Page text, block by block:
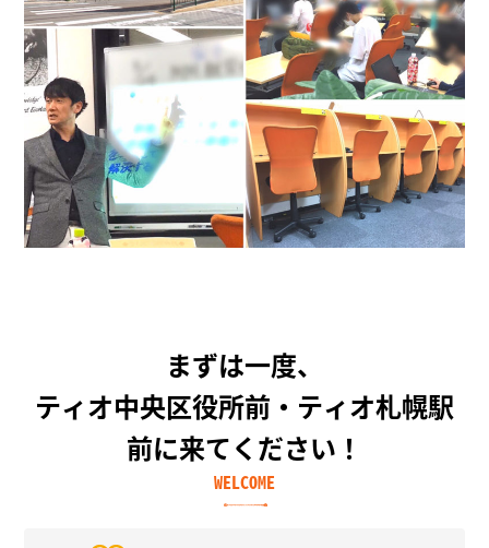
まずは一度、
ティオ中央区役所前・ティオ札幌駅
前に来てください！
WELCOME